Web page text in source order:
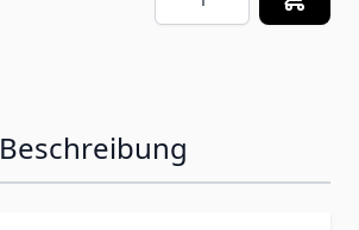
Beschreibung